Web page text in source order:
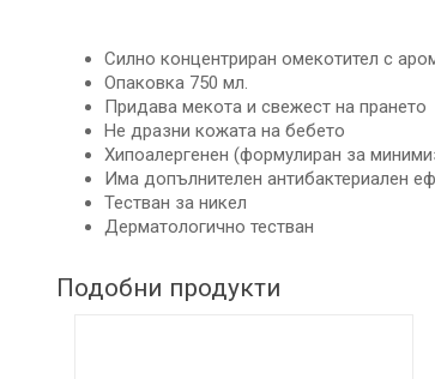
Силно концентриран омекотител с
Опаковка 750 мл.
Придава мекота и свежест на прането
Не дразни кожата на бебето
Хипоалергенен (формулиран за
Има допълнителен антибактериален
Тестван за никел
Дерматологично тестван
Подобни продукти